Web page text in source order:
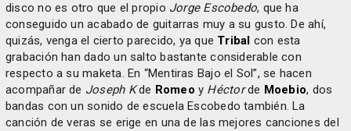
disco no es otro que el propio Jorge Escobedo, que ha
conseguido un acabado de guitarras muy a su gusto. De ahí,
quizás, venga el cierto parecido, ya que Tribal con esta
grabación han dado un salto bastante considerable con
respecto a su maketa. En “Mentiras Bajo el Sol”, se hacen
acompañar de Joseph Kde Romeo y Héctorde Moebio, dos
bandas con un sonido de escuela Escobedo también. La
canción de veras se erige en una de las mejores canciones del